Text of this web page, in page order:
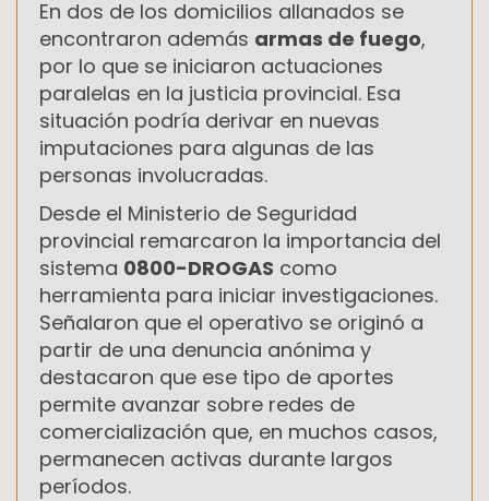
En dos de los domicilios allanados se
encontraron además armas de fuego,
por lo que se iniciaron actuaciones
paralelas en la justicia provincial. Esa
situación podría derivar en nuevas
imputaciones para algunas de las
personas involucradas.
Desde el Ministerio de Seguridad
provincial remarcaron la importancia del
sistema 0800-DROGAS como
herramienta para iniciar investigaciones.
Señalaron que el operativo se originó a
partir de una denuncia anónima y
destacaron que ese tipo de aportes
permite avanzar sobre redes de
comercialización que, en muchos casos,
permanecen activas durante largos
períodos.